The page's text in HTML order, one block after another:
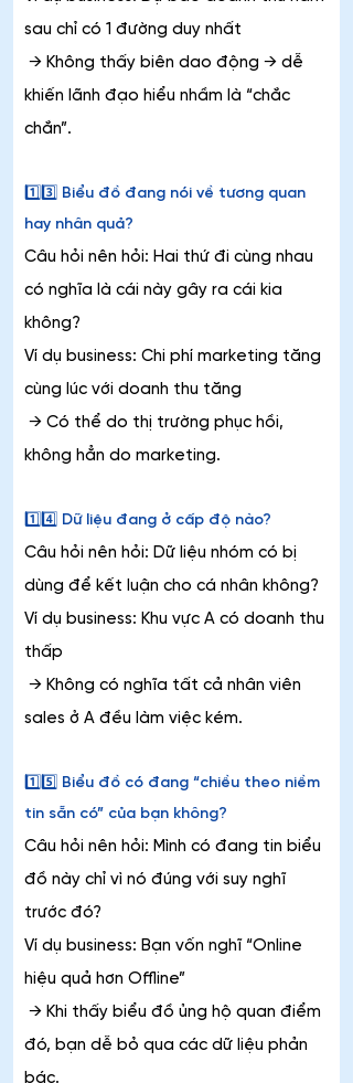
sau chỉ có 1 đường duy nhất
khiến lãnh đạo hiểu nhầm là “chắc
chắn”.
1️⃣3️⃣ Biểu đồ đang nói về tương quan
hay nhân quả?
Câu hỏi nên hỏi: Hai thứ đi cùng nhau
có nghĩa là cái này gây ra cái kia
không?
Ví dụ business: Chi phí marketing tăng
cùng lúc với doanh thu tăng
không hẳn do marketing.
1️⃣4️⃣ Dữ liệu đang ở cấp độ nào?
Câu hỏi nên hỏi: Dữ liệu nhóm có bị
dùng để kết luận cho cá nhân không?
Ví dụ business: Khu vực A có doanh thu
thấp
sales ở A đều làm việc kém.
1️⃣5️⃣ Biểu đồ có đang “chiều theo niềm
tin sẵn có” của bạn không?
Câu hỏi nên hỏi: Mình có đang tin biểu
đồ này chỉ vì nó đúng với suy nghĩ
trước đó?
Ví dụ business: Bạn vốn nghĩ “Online
hiệu quả hơn Offline”
đó, bạn dễ bỏ qua các dữ liệu phản
bác.